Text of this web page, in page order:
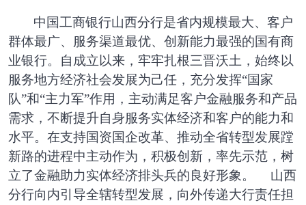
中国工商银行山西分行是省内规模最大、客户
群体最广、服务渠道最优、创新能力最强的国有商
业银行。自成立以来，牢牢扎根三晋沃土，始终以
服务地方经济社会发展为己任，充分发挥“国家
队”和“主力军”作用，主动满足客户金融服务和产品
需求，不断提升自身服务实体经济和客户的能力和
水平。在支持国资国企改革、推动全省转型发展蹚
新路的进程中主动作为，积极创新，率先示范，树
立了金融助力实体经济排头兵的良好形象。
山西
分行向内引导全辖转型发展，向外传递大行责任担